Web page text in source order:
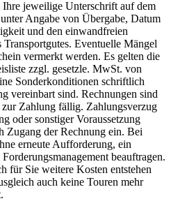
Ihre jeweilige Unterschrift auf dem
Angabe von Übergabe, Datum
und den einwandfreien
Transportgutes. Eventuelle Mängel
vermerkt werden. Es gelten die
zzgl. gesetzle. MwSt. von
Sonderkonditionen schriftlich
vereinbart sind. Rechnungen sind
Zahlung fällig. Zahlungsverzug
oder sonstiger Voraussetzung
Zugang der Rechnung ein. Bei
erneute Aufforderung, ein
beauftragen.
für Sie weitere Kosten entstehen
auch keine Touren mehr